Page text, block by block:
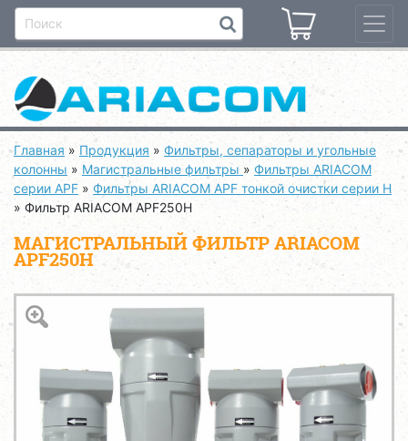
Главная » Продукция » Фильтры, сепараторы и угольные
колонны » Магистральные фильтры » Фильтры ARIACOM
серии APF » Фильтры ARIACOM APF тонкой очистки серии H
» Фильтр ARIACOM APF250H
МАГИСТРАЛЬНЫЙ ФИЛЬТР ARIACOM
APF250H